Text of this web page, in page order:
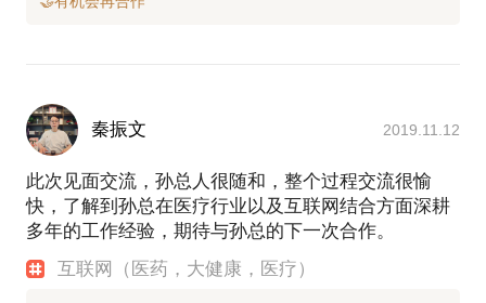
秦振文 2019.11.12
此次见面交流，孙总人很随和，整个过程交流很愉
快，了解到孙总在医疗行业以及互联网结合方面深耕
多年的工作经验，期待与孙总的下一次合作。
互联网（医药，大健康，医疗）